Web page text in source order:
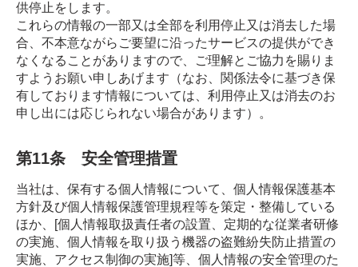
供停止をします。
これらの情報の一部又は全部を利用停止又は消去した場
合、不本意ながらご要望に沿ったサービスの提供ができ
なくなることがありますので、ご理解とご協力を賜りま
すようお願い申しあげます（なお、関係法令に基づき保
有しております情報については、利用停止又は消去のお
申し出には応じられない場合があります）。
第11条 安全管理措置
当社は、保有する個人情報について、個人情報保護基本
方針及び個人情報保護管理規程等を策定・整備している
ほか、[個人情報取扱責任者の設置、定期的な従業者研修
の実施、個人情報を取り扱う機器の盗難紛失防止措置の
実施、アクセス制御の実施]等、個人情報の安全管理のた